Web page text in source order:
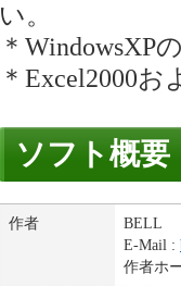
い。
＊WindowsXP
＊Excel2000
ソフト概要
作者
BELL
E-Mail :
作者ホ